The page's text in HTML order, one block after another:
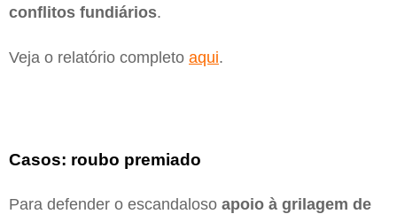
conflitos fundiários.
Veja o relatório completo aqui.
Casos: roubo premiado
Para defender o escandaloso apoio à grilagem de